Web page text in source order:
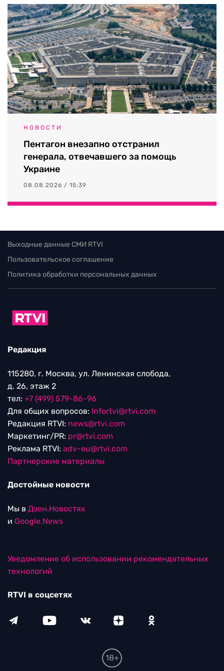
НОВОСТИ
Пентагон внезапно отстранил
генерала, отвечавшего за помощь
Украине
08.08.2026 / 15:39
Выходные данные СМИ RTVI
Пользовательское соглашение
Политика обработки персональных данных
Редакция
115280, г. Москва, ул. Ленинская слобода,
д. 26, этаж 2
тел: +7 (499) 579-86-96
Для общих вопросов: Infortvi@rtvi.com
Редакция RTVI: news@rtvi.com
Маркетинг/PR: pr@rtvi.com
Реклама RTVI: adv-eu@rtvi.com
Партнерские материалы
Достойные новости
Мы в Дзен.Новостях
и Google.News
Уведомление об использовании рекомендательных
технологий
RTVI в соцсетях
18+